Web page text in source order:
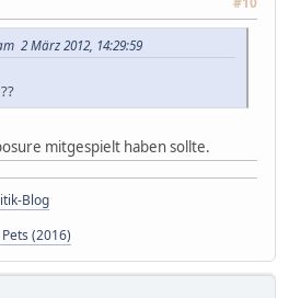
2 März 2012, 14:29:59
mitgespielt haben sollte.
Blog
(2016)